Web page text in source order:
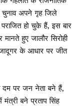
चुनाव अपने गृह जिले
हो चुके हैं, इस बार
हुए जालौर सिरोही
के आधार पर जीत
दम पर जन नेता बने हैं,
बने प्रताप सिंह